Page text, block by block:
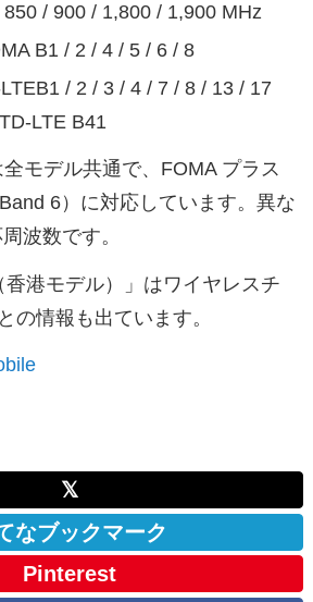
/ 900 / 1,800 / 1,900 MHz
B1 / 2 / 4 / 5 / 6 / 8
/ 2 / 3 / 4 / 7 / 8 / 13 / 17
LTE B41
モデル共通で、FOMA プラス
6）に対応しています。異な
波数です。
香港モデル）」はワイヤレスチ
の情報も出ています。
𝕏
なブックマーク
Pinterest